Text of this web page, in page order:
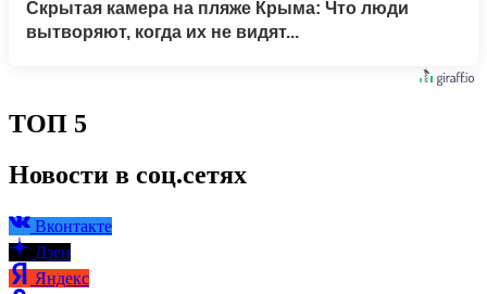
Скрытая камера на пляже Крыма: Что люди
вытворяют, когда их не видят...
ТОП 5
Новости в соц.сетях
Вконтакте
Дзен
Яндекс